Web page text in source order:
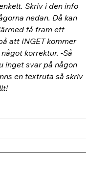
Skriv i den info
nedan. Då kan
få fram ett
att INGET kommer
korrektur. -Så
inget svar på någon
en textruta så skriv